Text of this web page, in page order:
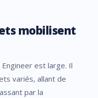
mobilisent
Engineer est large. Il
variés, allant de
par la